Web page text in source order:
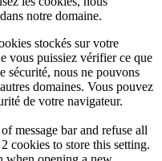
notre domaine.
stockés sur votre
vous puissiez vérifier ce que
sécurité, nous ne pouvons
domaines. Vous pouvez
de votre navigateur.
message bar and refuse all
cookies to store this setting.